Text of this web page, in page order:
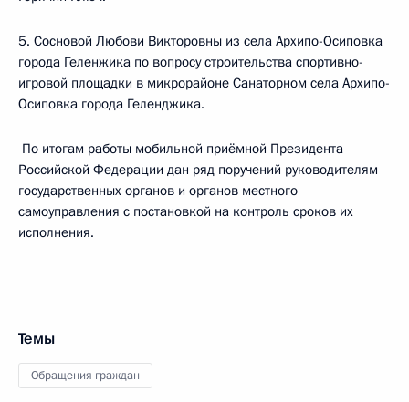
5. Сосновой Любови Викторовны из села Архипо-Осиповка
города Геленжика по вопросу строительства спортивно-
игровой площадки в микрорайоне Санаторном села Архипо-
Осиповка города Геленджика.
По итогам работы мобильной приёмной Президента
Российской Федерации дан ряд поручений руководителям
государственных органов и органов местного
самоуправления с постановкой на контроль сроков их
исполнения.
Темы
Обращения граждан